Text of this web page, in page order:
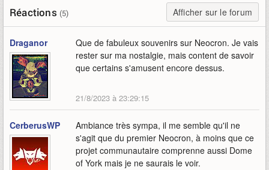
Réactions (5) Afficher sur le forum
Draganor
Que de fabuleux souvenirs sur Neocron. Je vais
rester sur ma nostalgie, mais content de savoir
que certains s'amusent encore dessus.
21/8/2023 à 23:29:15
CerberusWP
Ambiance très sympa, il me semble qu'il ne
s'agit que du premier Neocron, à moins que ce
projet communautaire comprenne aussi Dome
of York mais je ne saurais le voir.